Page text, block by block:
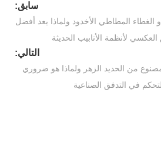
سابق:
المطاطي الأخدود ولماذا يعد أفضل
لأنظمة الأنابيب الحديثة
التالي:
من الحديد الزهر ولماذا هو ضروري
في التدفق الصناعية